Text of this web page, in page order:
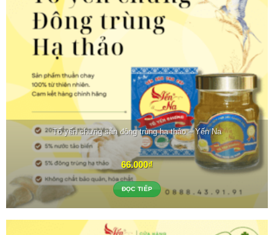
Tổ yến chưng sẵn đông trùng hạ thảo – Yến Na
66.000₫
ĐỌC TIẾP